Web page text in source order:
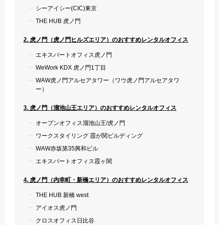
シーアイシー(CIC)東京
THE HUB 虎ノ門
2. 虎ノ門（虎ノ門ヒルズエリア）のおすすめレンタルオフィス
エキスパートオフィス虎ノ門
WeWork KDX 虎ノ門1丁目
WAW虎ノ門アルセアタワー（ワウ虎ノ門アルセアタワ
ー）
3. 虎ノ門（溜池山王エリア）のおすすめレンタルオフィス
オープンオフィス溜池山王/虎ノ門
ワークスタイリング 霞が関ビルディング
WAW赤坂第35興和ビル
エキスパートオフィス霞ヶ関
4. 虎ノ門（内幸町・新橋エリア）のおすすめレンタルオフィス
THE HUB 新橋 west
アイオス虎ノ門
クロスオフィス日比谷